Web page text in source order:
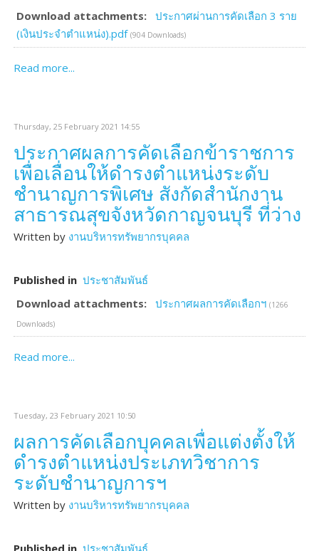
Download attachments: ประกาศผ่านการคัดเลือก 3 ราย
(เงินประจำตำแหน่ง).pdf (904 Downloads)
Read more...
Thursday, 25 February 2021 14:55
ประกาศผลการคัดเลือกข้าราชการ
เพื่อเลื่อนให้ดำรงตำแหน่งระดับ
ชำนาญการพิเศษ สังกัดสำนักงาน
สาธารณสุขจังหวัดกาญจนบุรี ที่ว่าง
Written by งานบริหารทรัพยากรบุคคล
Published in ประชาสัมพันธ์
Download attachments: ประกาศผลการคัดเลือกฯ (1266
Downloads)
Read more...
Tuesday, 23 February 2021 10:50
ผลการคัดเลือกบุคคลเพื่อแต่งตั้งให้
ดำรงตำแหน่งประเภทวิชาการ
ระดับชำนาญการฯ
Written by งานบริหารทรัพยากรบุคคล
Published in ประชาสัมพันธ์